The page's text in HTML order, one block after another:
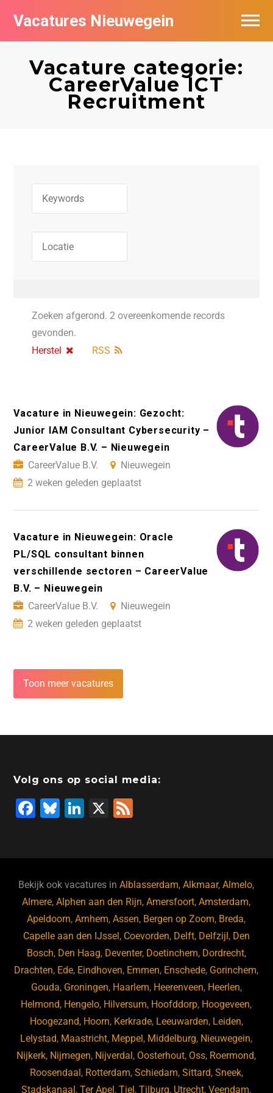
Vacatures Nieuwegein
Vacature categorie:
CareerValue ICT
Recruitment
Zoeken afgerond. 2 overeenkomende records
gevonden.
Herstel
RSS
Vacature in Nieuwegein: Gezocht:
Junior IAM Consultant Cybersecurity –
CareerValue B.V. – Nieuwegein
CareerValue B.V.
Nieuwegein
2 weken geleden geplaatst
Vacature in Nieuwegein: Oracle
PL/SQL consultant binnen
verschillende sectoren – CareerValue
B.V. – Nieuwegein
CareerValue B.V.
Nieuwegein
2 weken geleden geplaatst
Toon meer vacatures
Volg ons op social media:
F
b
o
o
k
Bl
ky
Li
dI
n
X
Bekijk ook vacatures inAlblasserdam,Alkmaar,Almelo,
Almere,Alphen aan den Rijn,Amersfoort,Amsterdam,
Apeldoorn,Arnhem,Assen, Bergen op Zoom, Breda,
Capelle aan den IJssel , Coevorden, Delft, Delfzijl , Den
Bosch, Den Haag, Deventer, Doetinchem, Dordrecht,
Drachten, Ede, Eindhoven, Emmen, Enschede, Gorinchem,
Gouda, Groningen, Haarlem, Heerenveen, Heerlen,
Helmond, Hengelo, Hilversum, Hoofddorp, Hoogeveen,
Hoogezand, Hoorn, Kerkrade, Leeuwarden, Leiden,
Lelystad, Maastricht, Meppel , Middelburg, Nieuwegein,
Nijkerk, Nijmegen, Nijverdal , Oosterhout, Oss, Roermond,
Roosendaal , Rotterdam, Schiedam, Sittard, Sneek,
Stadskanaal ,Ter Apel ,Tiel ,Tilburg, Utrecht,Veendam,
Vacatures per bedrijf in Nieuwegein